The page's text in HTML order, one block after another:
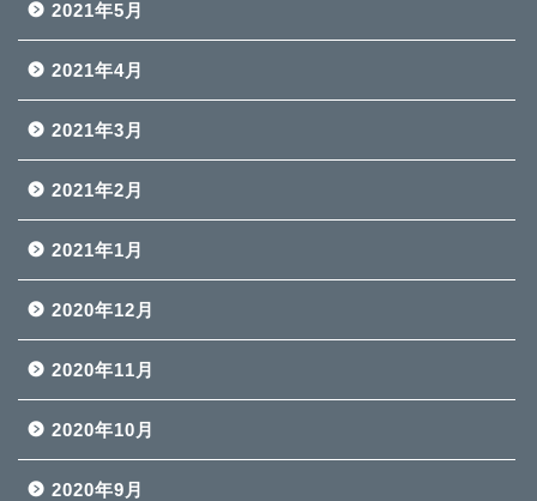
2021年5月
2021年4月
2021年3月
2021年2月
2021年1月
2020年12月
2020年11月
2020年10月
2020年9月